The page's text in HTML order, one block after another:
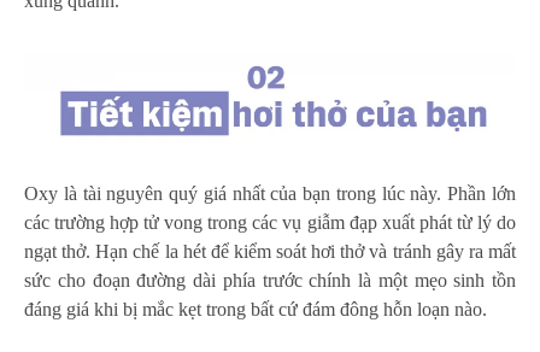
Oxy là tài nguyên quý giá nhất của bạn trong lúc này. Phần lớn
các trường hợp tử vong trong các vụ giẫm đạp xuất phát từ lý do
ngạt thở. Hạn chế la hét để kiểm soát hơi thở và tránh gây ra mất
sức cho đoạn đường dài phía trước chính là một mẹo sinh tồn
đáng giá khi bị mắc kẹt trong bất cứ đám đông hỗn loạn nào.